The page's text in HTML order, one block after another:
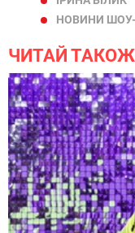
НОВИНИ ШОУ-
ЧИТАЙ ТАКОЖ